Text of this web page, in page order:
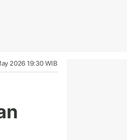
2026 19:30 WIB